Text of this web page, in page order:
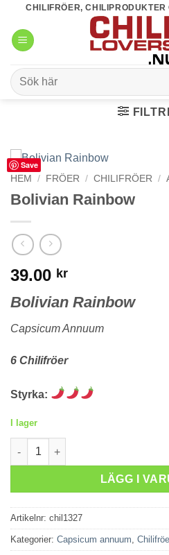
content
CHILIFRÖER,
Sök
efter:
Save
HEM / FRÖER / CHILIFRÖER /
Bolivian Rainbow
39.00 kr
Bolivian Rainbow
Capsicum Annuum
6 Chilifröer
Styrka:
I lager
Bolivian Rainbow mängd
LÄGG I
Artikelnr: chil1327
Kategorier: Capsicum annuum,